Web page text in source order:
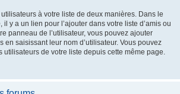
à votre liste de deux manières. Dans le
y a un lien pour l’ajouter dans votre liste d’amis ou
panneau de l’utilisateur, vous pouvez ajouter
en saisissant leur nom d’utilisateur. Vous pouvez
utilisateurs de votre liste depuis cette même page.